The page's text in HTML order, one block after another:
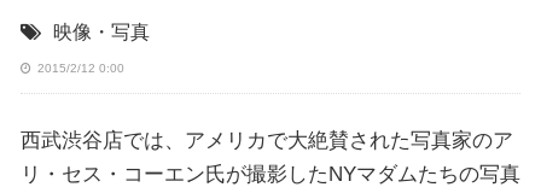
映像・写真
2015/2/12 0:00
西武渋谷店では、アメリカで大絶賛された写真家のア
リ・セス・コーエン氏が撮影したNYマダムたちの写真